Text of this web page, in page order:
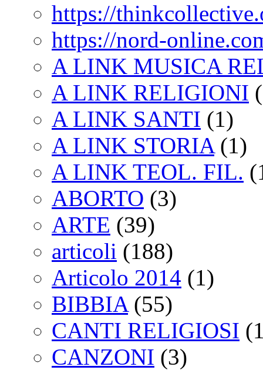
https://
https://nord-
A LINK MUSICA
A LINK RELIGIONI
A LINK SANTI (1)
A LINK STORIA(1)
A LINK TEOL. FIL.
ABORTO (3)
ARTE (39)
articoli (188)
Articolo 2014 (1)
BIBBIA(55)
CANTI RELIGIOSI
CANZONI (3)